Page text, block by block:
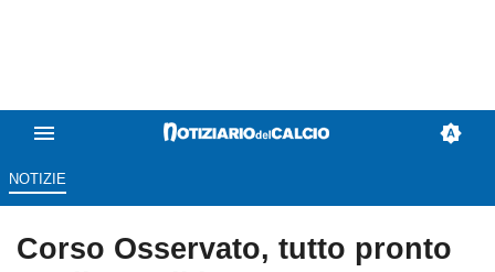
NOTIZIE
Corso Osservato, tutto pronto